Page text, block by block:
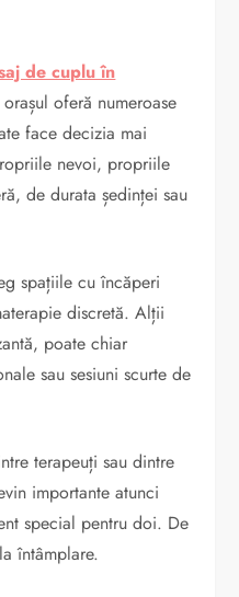
de cuplu în
oferă numeroase
face decizia mai
nevoi, propriile
de durata ședinței sau
spațiile cu încăperi
discretă. Alții
poate chiar
sau sesiuni scurte de
terapeuți sau dintre
importante atunci
special pentru doi. De
întâmplare.